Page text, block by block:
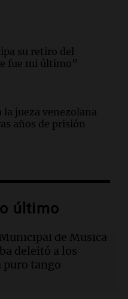
su retiro del
fue mi último"
jueza venezolana
años de prisión
Aldosivi
los números
7 de agosto.
último
de Música
deleitó a los
puro tango